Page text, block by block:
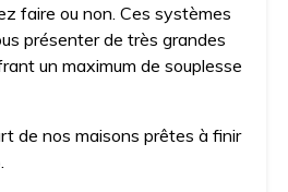
faire ou non. Ces systèmes
présenter de très grandes
un maximum de souplesse
de nos maisons prêtes à finir